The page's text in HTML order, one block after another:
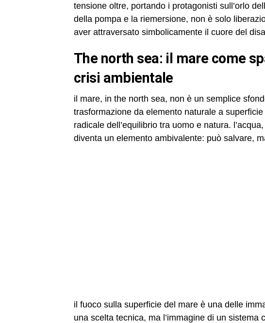
tensione oltre, portando i protagonisti sull’orlo
della pompa e la riemersione, non è solo
aver attraversato simbolicamente il cuore del
the north sea: il mare come spazio ostile e specchio della
crisi ambientale
il mare, in the north sea, non è un semplice
trasformazione da elemento naturale a
radicale dell’equilibrio tra uomo e natura.
diventa un elemento ambivalente: può salvare,
il fuoco sulla superficie del mare è una delle
una scelta tecnica, ma l’immagine di un sistema